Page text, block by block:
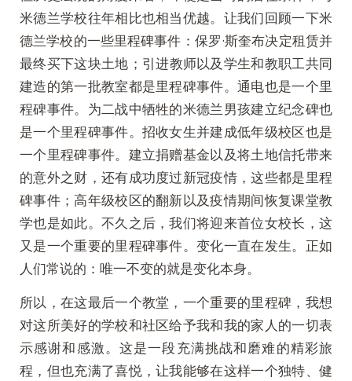
米德兰学校往年相比也相当优越。让我们回顾一下米
德兰学校的一些里程碑事件：保罗·斯奎布决定租赁并
最终买下这块土地；引进教师以及学生和教职工共同
建造的第一批教室都是里程碑事件。通电也是一个里
程碑事件。为二战中牺牲的米德兰男孩建立纪念碑也
是一个里程碑事件。招收女生并建成低年级校区也是
一个里程碑事件。建立捐赠基金以及将土地信托带来
的意外之财，还有成功度过新冠疫情，这些都是里程
碑事件；高年级校区的翻新以及疫情期间恢复课堂教
学也是如此。不久之后，我们将迎来首位女校长，这
又是一个重要的里程碑事件。变化一直在发生。正如
人们常说的：唯一不变的就是变化本身。
所以，在这最后一个教堂，一个重要的里程碑，我想
对这所美好的学校和社区给予我和我的家人的一切表
示感谢和感激。这是一段充满挑战和磨难的精彩旅
程，但也充满了喜悦，让我能够在这样一个独特、健